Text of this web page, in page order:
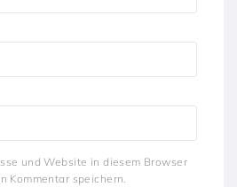
und Website in diesem Browser
Kommentar speichern.